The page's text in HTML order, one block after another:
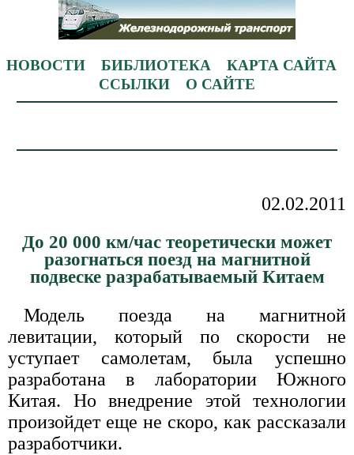
НОВОСТИ БИБЛИОТЕКА
КАРТА САЙТА
ССЫЛКИ
О САЙТЕ
02.02.2011
До 20 000 км/час теоретически может
разогнаться поезд на магнитной
подвеске разрабатываемый Китаем
Модель поезда на магнитной
левитации, который по скорости не
уступает самолетам, была успешно
разработана в лаборатории Южного
Китая. Но внедрение этой технологии
произойдет еще не скоро, как рассказали
разработчики.